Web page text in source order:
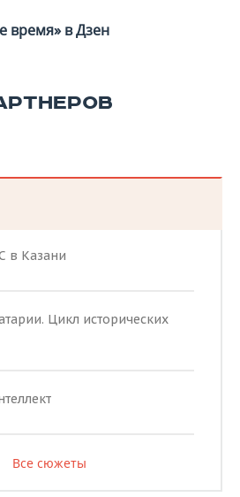
время» в Дзен
в Казани
Цикл исторических
Все сюжеты